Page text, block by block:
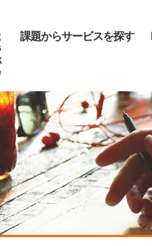
課題からサービスを探す